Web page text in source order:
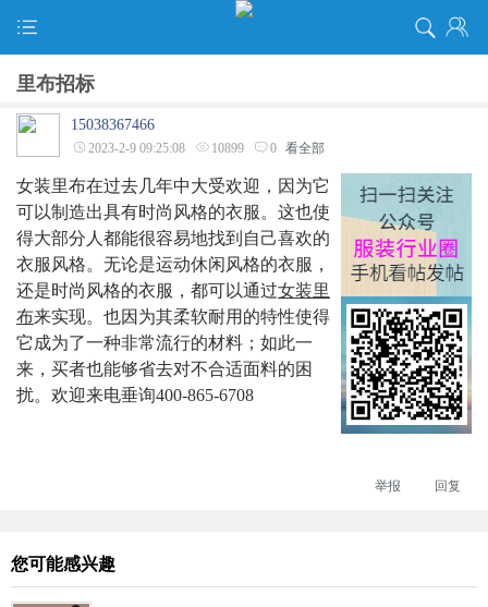
里布招标
15038367466
2023-2-9 09:25:08 10899 0 看全部
女装里布在过去几年中大受欢迎，因为它
可以制造出具有时尚风格的衣服。这也使
得大部分人都能很容易地找到自己喜欢的
衣服风格。无论是运动休闲风格的衣服，
还是时尚风格的衣服，都可以通过女装里
布来实现。也因为其柔软耐用的特性使得
它成为了一种非常流行的材料；如此一
来，买者也能够省去对不合适面料的困
扰。欢迎来电垂询400-865-6708
回复
举报
您可能感兴趣